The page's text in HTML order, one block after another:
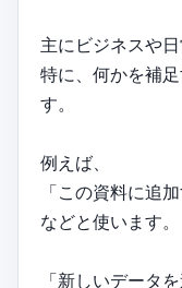
主にビジネスや
特に、何かを補
す。
例えば、
「この資料に追
などと使います。
「新しいデータ